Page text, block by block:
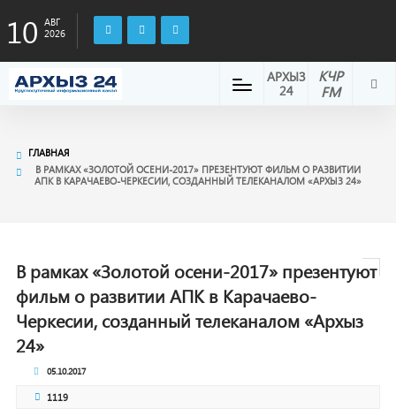
10
АВГ
2026
КЧР
FM
АРХЫЗ
24
ГЛАВНАЯ
В РАМКАХ «ЗОЛОТОЙ ОСЕНИ-2017» ПРЕЗЕНТУЮТ ФИЛЬМ О РАЗВИТИИ
АПК В КАРАЧАЕВО-ЧЕРКЕСИИ, СОЗДАННЫЙ ТЕЛЕКАНАЛОМ «АРХЫЗ 24»
В рамках «Золотой осени-2017» презентуют
фильм о развитии АПК в Карачаево-
Черкесии, созданный телеканалом «Архыз
24»
05.10.2017
1119